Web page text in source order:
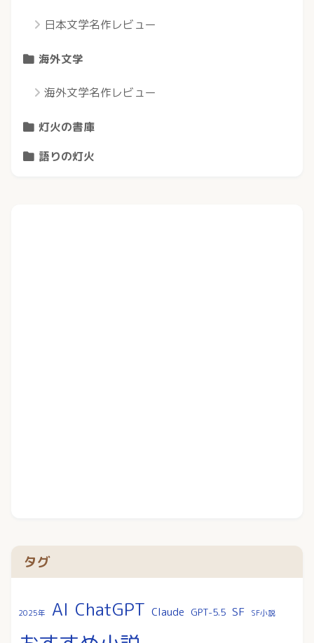
日本文学名作レビュー
海外文学
海外文学名作レビュー
灯火の書庫
語りの灯火
タグ
2025年 AI ChatGPT Claude GPT-5.5 SF SF小説